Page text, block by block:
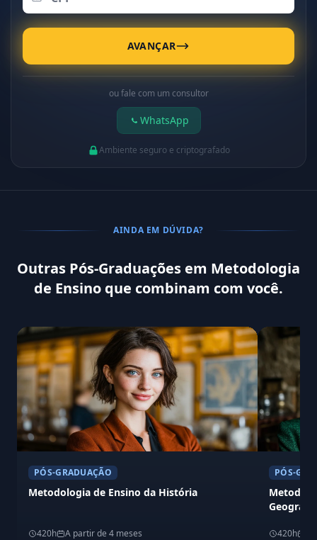
AVANÇAR
ou fale com um consultor
WhatsApp
Ambiente seguro e criptografado
AINDA EM DÚVIDA?
Outras Pós-Graduações em Metodologia
de Ensino que combinam com você.
PÓS-GRADUAÇÃO
Metodologia de Ensino da História
420h A partir de 4 meses
PÓS-
Geografia
420h